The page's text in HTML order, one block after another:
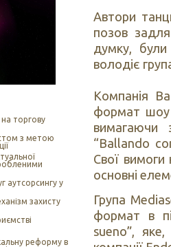
торгову
з метою
аутсорсингу у
захисту
реформу в
Автори
позов
думку,
володіє
Компанія
формат шоу
вимагаючи
“Ballando
Свої
основні
Група
формат в
sueno”,